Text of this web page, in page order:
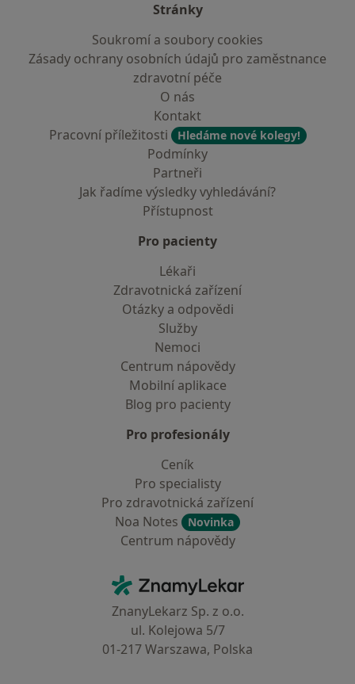
Stránky
Soukromí a soubory cookies
Zásady ochrany osobních údajů pro zaměstnance
zdravotní péče
O nás
Kontakt
Pracovní příležitosti
Hledáme nové kolegy!
Podmínky
Partneři
Jak řadíme výsledky vyhledávání?
Přístupnost
Pro pacienty
Lékaři
Zdravotnická zařízení
Otázky a odpovědi
Služby
Nemoci
Centrum nápovědy
Mobilní aplikace
Blog pro pacienty
Pro profesionály
Ceník
Pro specialisty
Pro zdravotnická zařízení
Noa Notes
Novinka
Centrum nápovědy
ZnamyLekar - Hlavní stránka
ZnanyLekarz Sp. z o.o.
ul. Kolejowa 5/7
01-217 Warszawa, Polska